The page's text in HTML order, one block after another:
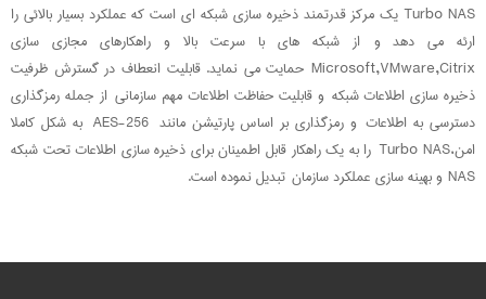
Turbo NAS یک مرکز قدرتمند ذخیره سازی شبکه ای است که عملکرد بسیار بالائی را
ارئه می دهد و از شبکه های با سرعت بالا و راهکارهای مجازی سازی
Microsoft,VMware,Citrix حمایت می نماید. قابلیت انعطاف در گسترش ظرفیت
ذخیره سازی اطلاعات شبکه و قابلیت حفاظت اطلاعات مهم سازمانی از جمله رمزگذاری
دسترسی به اطلاعات و رمزگذاری بر اساس پارتیشن مانند AES-256 به شکل کاملا
امن،Turbo NAS را به یک راهکار قابل اطمینان برای ذخیره سازی اطلاعات تحت شبکه
NAS و بهینه سازی عملکرد سازمان تبدیل نموده است.